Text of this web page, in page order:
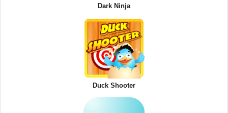
Dark Ninja
Duck Shooter